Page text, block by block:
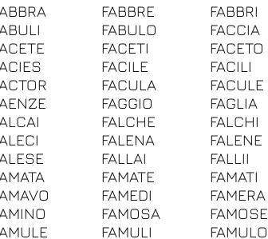
FABBRE FABBRI
FABULO FACCIA
FACETI FACETO
FACILE FACILI
FACULA FACULE
FAGGIO FAGLIA
FALCHE FALCHI
FALENA FALENE
FALLAI FALLII
FAMATE FAMATI
FAMEDI FAMERA
FAMOSA FAMOSE
FAMULI FAMULO